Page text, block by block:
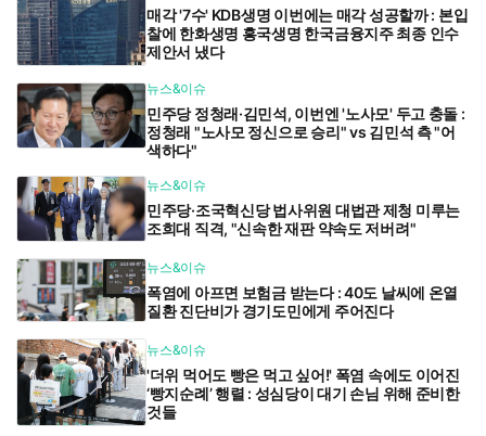
매각 '7수' KDB생명 이번에는 매각 성공할까 : 본입
찰에 한화생명 흥국생명 한국금융지주 최종 인수
제안서 냈다
뉴스&이슈
민주당 정청래·김민석, 이번엔 '노사모' 두고 충돌 :
정청래 "노사모 정신으로 승리" vs 김민석 측 "어
색하다"
뉴스&이슈
민주당·조국혁신당 법사위원 대법관 제청 미루는
조희대 직격, "신속한 재판 약속도 저버려"
뉴스&이슈
폭염에 아프면 보험금 받는다 : 40도 날씨에 온열
질환 진단비가 경기도민에게 주어진다
뉴스&이슈
'더위 먹어도 빵은 먹고 싶어!' 폭염 속에도 이어진
‘빵지순례’ 행렬 : 성심당이 대기 손님 위해 준비한
것들